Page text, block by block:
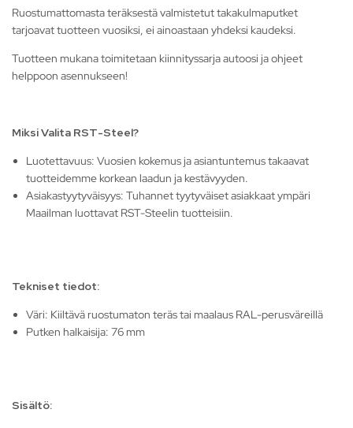
Ruostumattomasta teräksestä valmistetut takakulmaputket
tarjoavat tuotteen vuosiksi, ei ainoastaan yhdeksi kaudeksi.
Tuotteen mukana toimitetaan kiinnityssarja autoosi ja ohjeet
helppoon asennukseen!
Miksi Valita RST-Steel?
Luotettavuus: Vuosien kokemus ja asiantuntemus takaavat
tuotteidemme korkean laadun ja kestävyyden.
Asiakastyytyväisyys: Tuhannet tyytyväiset asiakkaat ympäri
Maailman luottavat RST-Steelin tuotteisiin.
Tekniset tiedot:
Väri: Kiiltävä ruostumaton teräs tai maalaus RAL-perusväreillä
Putken halkaisija: 76 mm
Sisältö: